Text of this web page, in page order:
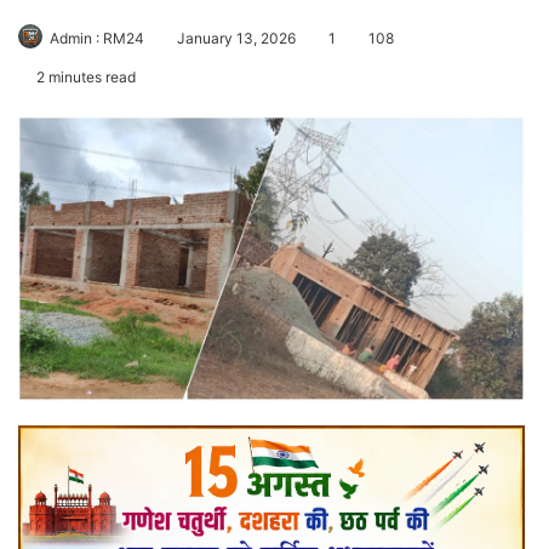
Admin : RM24 January 13, 2026 1 108
2 minutes read